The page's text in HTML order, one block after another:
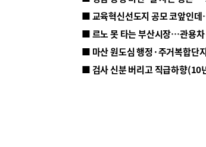
■ 르노 못 타는 부산시장…관용차
■ 마산 원도심 행정·주거복합단